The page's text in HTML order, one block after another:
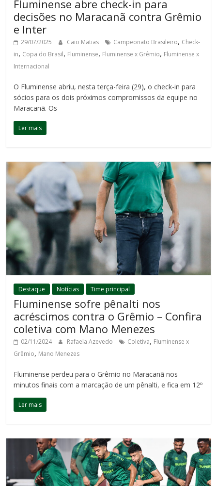
Fluminense abre check-in para
decisões no Maracanã contra Grêmio
e Inter
29/07/2025 Caio Matias Campeonato Brasileiro, Check-
in, Copa do Brasil, Fluminense, Fluminense x Grêmio, Fluminense x
Internacional
O Fluminense abriu, nesta terça-feira (29), o check-in para
sócios para os dois próximos compromissos da equipe no
Maracanã. Os
Ler mais
Destaque Notícias Time principal
Fluminense sofre pênalti nos
acréscimos contra o Grêmio – Confira
coletiva com Mano Menezes
02/11/2024 Rafaela Azevedo Coletiva, Fluminense x
Grêmio, Mano Menezes
Fluminense perdeu para o Grêmio no Maracanã nos
minutos finais com a marcação de um pênalti, e fica em 12º
Ler mais